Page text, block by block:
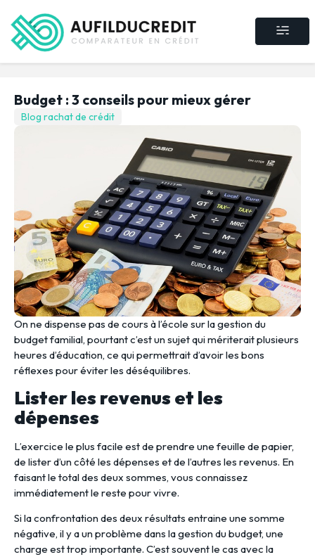
Budget : 3 conseils pour mieux gérer
Blog rachat de crédit
On ne dispense pas de cours à l’école sur la gestion du
budget familial, pourtant c’est un sujet qui mériterait plusieurs
heures d’éducation, ce qui permettrait d’avoir les bons
réflexes pour éviter les déséquilibres.
Lister les revenus et les
dépenses
L’exercice le plus facile est de prendre une feuille de papier,
de lister d’un côté les dépenses et de l’autres les revenus. En
faisant le total des deux sommes, vous connaissez
immédiatement le reste pour vivre.
Si la confrontation des deux résultats entraine une somme
négative, il y a un problème dans la gestion du budget, une
charge est trop importante. C’est souvent le cas avec la